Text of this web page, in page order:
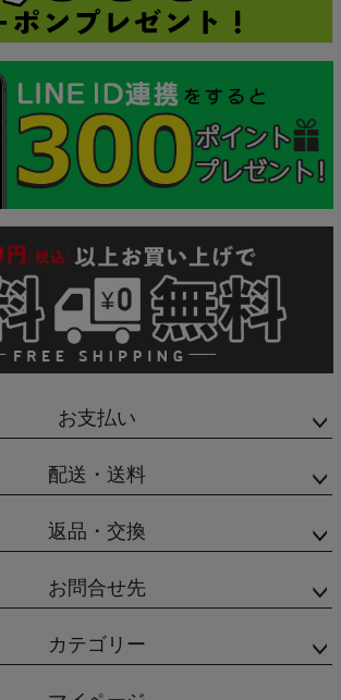
お支払い
配送・送料
返品・交換
お問合せ先
カテゴリー